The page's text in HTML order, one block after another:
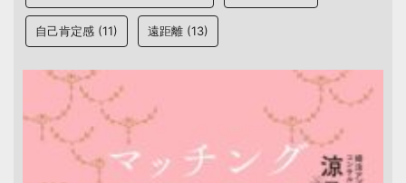
自己肯定感 (11) 遠距離 (13)